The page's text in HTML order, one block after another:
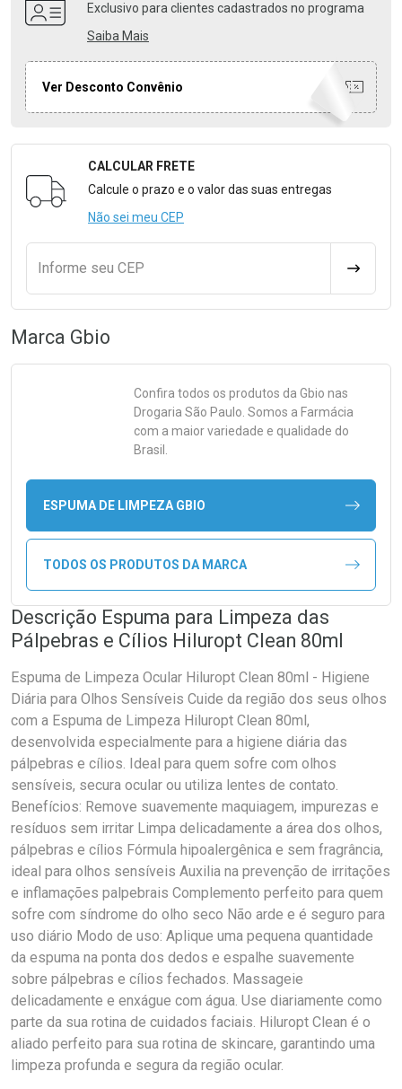
Exclusivo para clientes cadastrados no programa
Saiba Mais
Ver Desconto Convênio
Formulário para Calcular o Frete
CALCULAR FRETE
Calcule o prazo e o valor das suas entregas
Não sei meu CEP
Informe seu CEP
Marca Gbio
Confira todos os produtos da Gbio nas
Drogaria São Paulo. Somos a Farmácia
com a maior variedade e qualidade do
Brasil.
ESPUMA DE LIMPEZA GBIO
TODOS OS PRODUTOS DA MARCA
Descrição Espuma para Limpeza das
Pálpebras e Cílios Hiluropt Clean 80ml
Espuma de Limpeza Ocular Hiluropt Clean 80ml - Higiene
Diária para Olhos Sensíveis Cuide da região dos seus olhos
com a Espuma de Limpeza Hiluropt Clean 80ml,
desenvolvida especialmente para a higiene diária das
pálpebras e cílios. Ideal para quem sofre com olhos
sensíveis, secura ocular ou utiliza lentes de contato.
Benefícios: Remove suavemente maquiagem, impurezas e
resíduos sem irritar Limpa delicadamente a área dos olhos,
pálpebras e cílios Fórmula hipoalergênica e sem fragrância,
ideal para olhos sensíveis Auxilia na prevenção de irritações
e inflamações palpebrais Complemento perfeito para quem
sofre com síndrome do olho seco Não arde e é seguro para
uso diário Modo de uso: Aplique uma pequena quantidade
da espuma na ponta dos dedos e espalhe suavemente
sobre pálpebras e cílios fechados. Massageie
delicadamente e enxágue com água. Use diariamente como
parte da sua rotina de cuidados faciais. Hiluropt Clean é o
aliado perfeito para sua rotina de skincare, garantindo uma
limpeza profunda e segura da região ocular.